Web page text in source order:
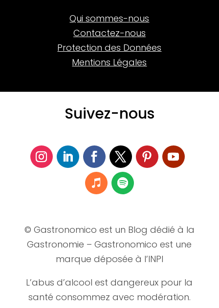
Qui sommes-nous
Contactez-nous
Protection des Données
Mentions Légales
Suivez-nous
© Gastronomico est un Blog dédié à la
Gastronomie – Gastronomico est une
marque déposée à l’INPI
L’abus d’alcool est dangereux pour la
santé consommez avec modération.